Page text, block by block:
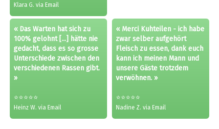
Klara G. via Email
« Das Warten hat sich zu
100% gelohnt [...] hätte nie
gedacht, dass es so grosse
Unterschiede zwischen den
verschiedenen Rassen gibt.
»
⭐⭐⭐⭐⭐
Heinz W. via Email
« Merci Kuhteilen - ich habe
zwar selber aufgehört
Fleisch zu essen, dank euch
kann ich meinen Mann und
unsere Gäste trotzdem
verwöhnen. »
⭐⭐⭐⭐⭐
Nadine Z. via Email